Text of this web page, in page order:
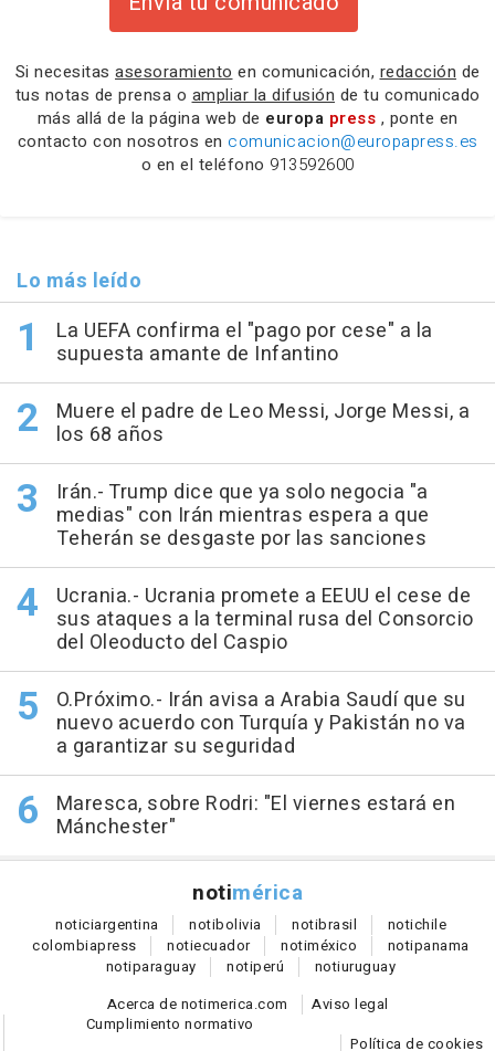
Si necesitas asesoramiento en comunicación, redacción de
tus notas de prensa o ampliar la difusión de tu comunicado
más allá de la página web de europa press , ponte en
contacto con nosotros en comunicacion@europapress.es
o en el teléfono 913592600
Lo más leído
La UEFA confirma el "pago por cese" a la
supuesta amante de Infantino
Muere el padre de Leo Messi, Jorge Messi, a
los 68 años
Irán.- Trump dice que ya solo negocia "a
medias" con Irán mientras espera a que
Teherán se desgaste por las sanciones
Ucrania.- Ucrania promete a EEUU el cese de
sus ataques a la terminal rusa del Consorcio
del Oleoducto del Caspio
O.Próximo.- Irán avisa a Arabia Saudí que su
nuevo acuerdo con Turquía y Pakistán no va
a garantizar su seguridad
Maresca, sobre Rodri: "El viernes estará en
Mánchester"
notimérica
noticiargentina notibolivia notibrasil notichile
colombiapress notiecuador notiméxico notipanama
notiparaguay notiperú notiuruguay
Acerca de notimerica.com
Aviso legal
Cumplimiento normativo
Política de cookies